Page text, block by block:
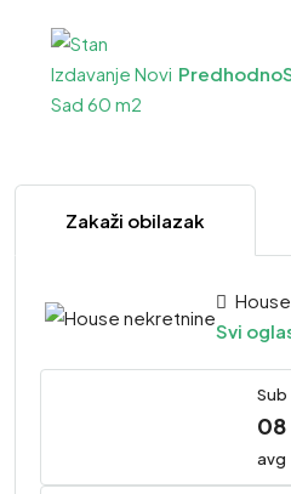
Predhodno
Zakaži obilazak
Svi
Sub
08
avg